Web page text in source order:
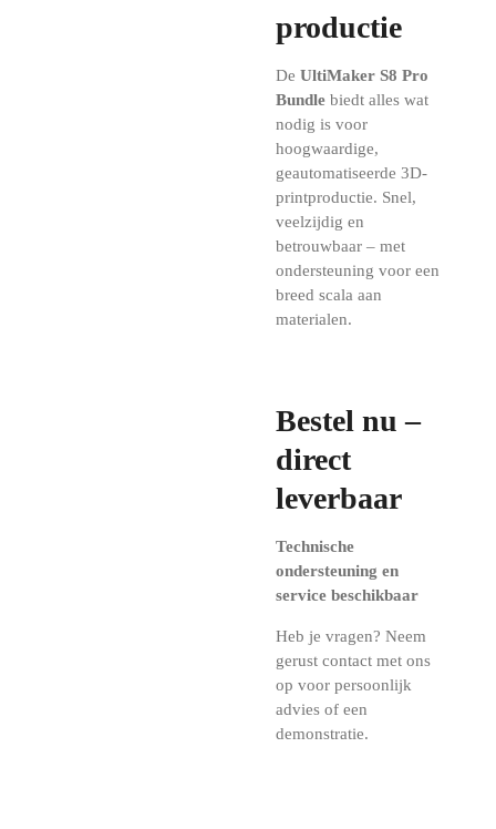
productie
De UltiMaker S8 Pro
Bundle biedt alles wat
nodig is voor
hoogwaardige,
geautomatiseerde 3D-
printproductie. Snel,
veelzijdig en
betrouwbaar – met
ondersteuning voor een
breed scala aan
materialen.
Bestel nu –
direct
leverbaar
Technische
ondersteuning en
service beschikbaar
Heb je vragen? Neem
gerust contact met ons
op voor persoonlijk
advies of een
demonstratie.